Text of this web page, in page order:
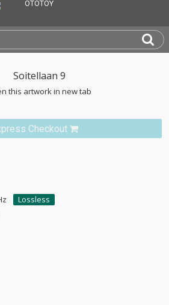
this artwork in new tab
Checkout
Lossless